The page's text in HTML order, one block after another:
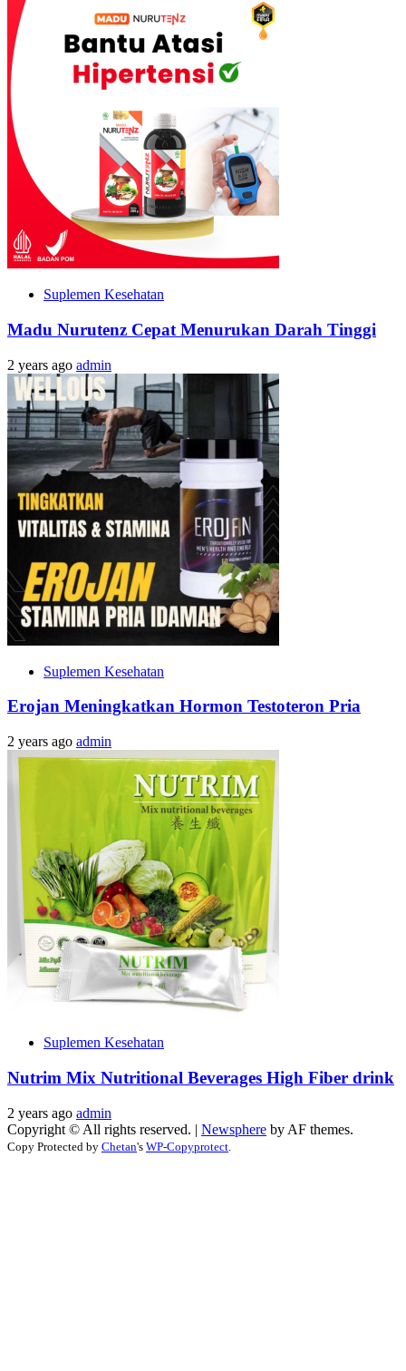
Suplemen Kesehatan
Madu Nurutenz Cepat Menurukan Darah Tinggi
2 years ago admin
Suplemen Kesehatan
Erojan Meningkatkan Hormon Testoteron Pria
2 years ago admin
Suplemen Kesehatan
Nutrim Mix Nutritional Beverages High Fiber drink
2 years ago admin
Copyright © All rights reserved. | Newsphere by AF themes.
Copy Protected by Chetan's WP-Copyprotect